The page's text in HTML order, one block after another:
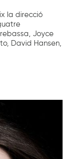
la direcció
Joyce
David Hansen,